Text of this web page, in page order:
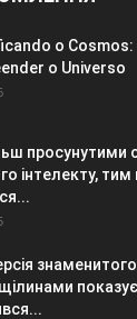
o Cosmos:
o Universo
просунутими
інтелекту,